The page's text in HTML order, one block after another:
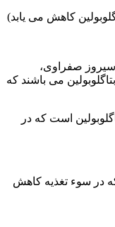
سیروز صفراوی،
بتاگلوبولین می باشند که
است که در
در سوء تغذیه کاهش